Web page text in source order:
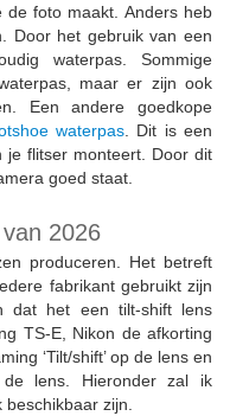
foto maakt. Anders heb
Door het gebruik van een
waterpas. Sommige
maar er zijn ook
Een andere goedkope
waterpas . Dit is een
je flitser monteert. Door dit
goed staat.
2026
produceren. Het betreft
fabrikant gebruikt zijn
dat het een tilt-shift lens
TS-E, Nikon de afkorting
‘Tilt/shift’ op de lens en
de lens. Hieronder zal ik
zijn.